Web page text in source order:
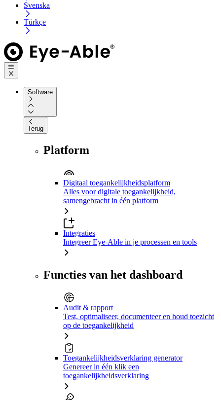
Svenska
Türkçe
Software
Terug
Platform
Digitaal toegankelijkheidsplatform
Alles voor digitale toegankelijkheid,
samengebracht in één platform
Integraties
Integreer Eye-Able in je processen en tools
Functies van het dashboard
Audit & rapport
Test, optimaliseer, documenteer en houd toezicht
op de toegankelijkheid
Toegankelijkheidsverklaring generator
Genereer in één klik een
toegankelijkheidsverklaring